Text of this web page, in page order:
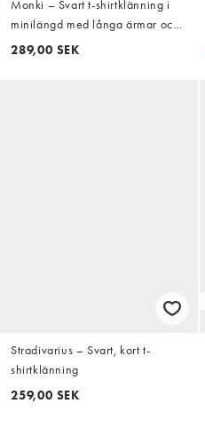
Monki – Svart t-shirtklänning i
minilängd med långa ärmar och
markerad midja
289,00 SEK
Stradivarius – Svart, kort t-
shirtklänning
259,00 SEK